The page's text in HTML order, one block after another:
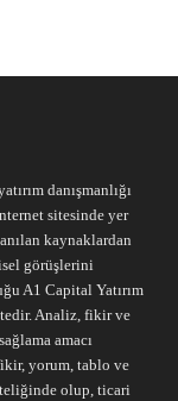
danışmanlığı
sitesinde yer
kaynaklardan
görüşlerini
A1 Capital Yatırım
Analiz, fikir ve
amacı
yorum, tablo ve
olup, ticari